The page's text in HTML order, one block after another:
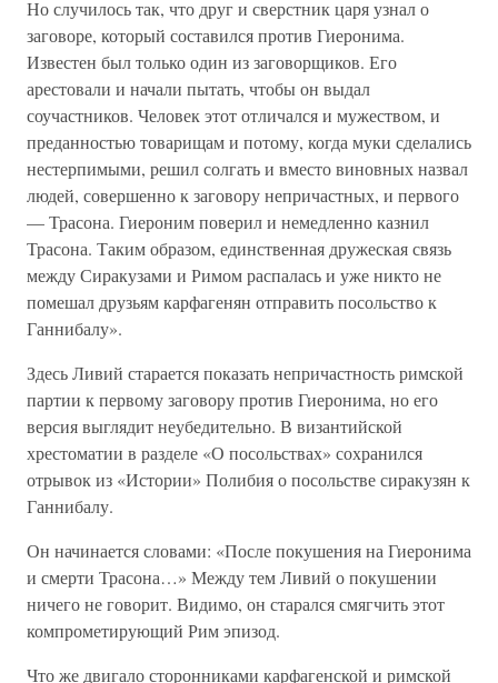
Но случилось так, что друг и сверстник царя узнал о
заговоре, который составился против Гиеронима.
Известен был только один из заговорщиков. Его
арестовали и начали пытать, чтобы он выдал
соучастников. Человек этот отличался и мужеством, и
преданностью товарищам и потому, когда муки сделались
нестерпимыми, решил солгать и вместо виновных назвал
людей, совершенно к заговору непричастных, и первого
— Трасона. Гиероним поверил и немедленно казнил
Трасона. Таким образом, единственная дружеская связь
между Сиракузами и Римом распалась и уже никто не
помешал друзьям карфагенян отправить посольство к
Ганнибалу».
Здесь Ливий старается показать непричастность римской
партии к первому заговору против Гиеронима, но его
версия выглядит неубедительно. В византийской
хрестоматии в разделе «О посольствах» сохранился
отрывок из «Истории» Полибия о посольстве сиракузян к
Ганнибалу.
Он начинается словами: «После покушения на Гиеронима
и смерти Трасона…» Между тем Ливий о покушении
ничего не говорит. Видимо, он старался смягчить этот
компрометирующий Рим эпизод.
Что же двигало сторонниками карфагенской и римской